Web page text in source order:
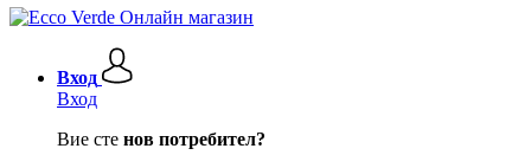
Вход
Вход
Вие сте нов потребител?